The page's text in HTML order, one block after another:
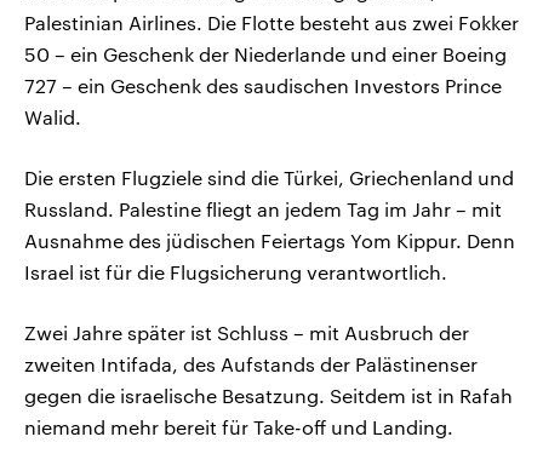
Palestinian Airlines. Die Flotte besteht aus zwei Fokker
50 – ein Geschenk der Niederlande und einer Boeing
727 – ein Geschenk des saudischen Investors Prince
Walid.
Die ersten Flugziele sind die Türkei, Griechenland und
Russland. Palestine fliegt an jedem Tag im Jahr – mit
Ausnahme des jüdischen Feiertags Yom Kippur. Denn
Israel ist für die Flugsicherung verantwortlich.
Zwei Jahre später ist Schluss – mit Ausbruch der
zweiten Intifada, des Aufstands der Palästinenser
gegen die israelische Besatzung. Seitdem ist in Rafah
niemand mehr bereit für Take-off und Landing.